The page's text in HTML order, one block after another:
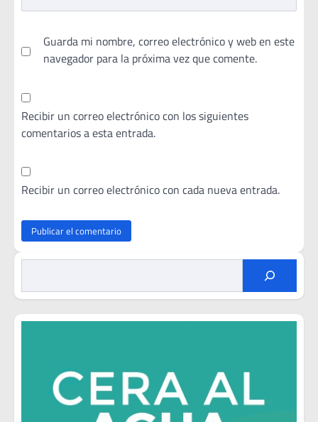
Guarda mi nombre, correo electrónico y web en este
navegador para la próxima vez que comente.
Recibir un correo electrónico con los siguientes
comentarios a esta entrada.
Recibir un correo electrónico con cada nueva entrada.